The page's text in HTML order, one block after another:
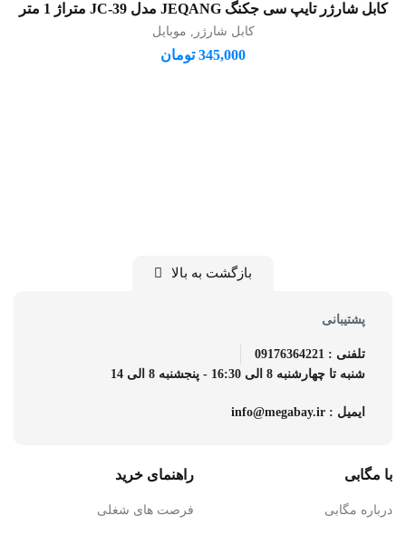
اطلاعات بیشترکابل شارژر تایپ سی جکنگ JEQANG مدل JC-39 متراژ 1 متر
کابل شارژر موبایل
345,000 تومان
بازگشت به بالا
پشتیبانی
تلفنی : 09176364221
شنبه تا چهارشنبه 8 الی 16:30 - پنجشنبه 8 الی 14
ایمیل : info@megabay.ir
با مگابی
درباره مگابی
راهنمای خرید
فرصت های شغلی